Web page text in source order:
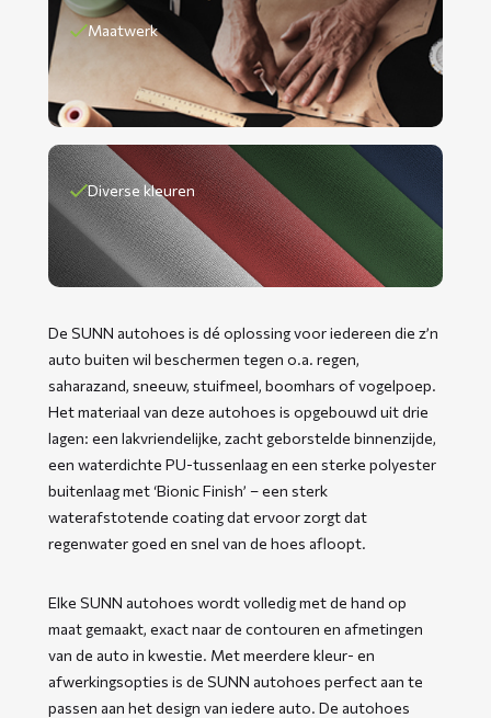
Maatwerk
Diverse kleuren
De SUNN autohoes is dé oplossing voor iedereen die z’n
auto buiten wil beschermen tegen o.a. regen,
saharazand, sneeuw, stuifmeel, boomhars of vogelpoep.
Het materiaal van deze autohoes is opgebouwd uit drie
lagen: een lakvriendelijke, zacht geborstelde binnenzijde,
een waterdichte PU-tussenlaag en een sterke polyester
buitenlaag met ‘Bionic Finish’ – een sterk
waterafstotende coating dat ervoor zorgt dat
regenwater goed en snel van de hoes afloopt.
Elke SUNN autohoes wordt volledig met de hand op
maat gemaakt, exact naar de contouren en afmetingen
van de auto in kwestie. Met meerdere kleur- en
afwerkingsopties is de SUNN autohoes perfect aan te
passen aan het design van iedere auto. De autohoes